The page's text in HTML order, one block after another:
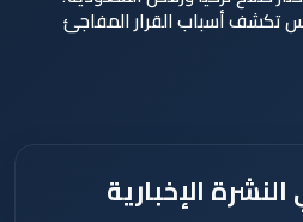
تكشف أسباب القرار المفاجئ
الإخبارية